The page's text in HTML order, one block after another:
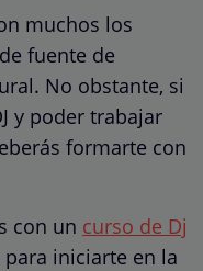
muchos los
fuente de
No obstante, si
y poder trabajar
formarte con
con un curso de Dj
iniciarte en la